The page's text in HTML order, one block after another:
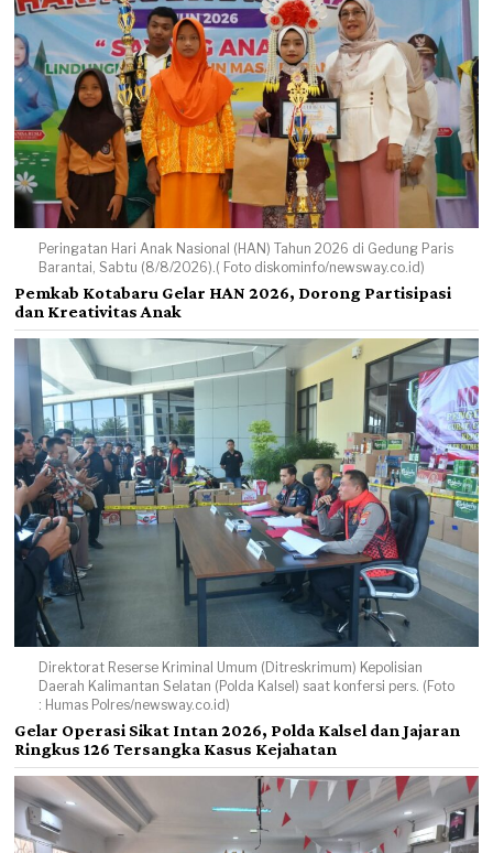
Peringatan Hari Anak Nasional (HAN) Tahun 2026 di Gedung Paris
Barantai, Sabtu (8/8/2026).( Foto diskominfo/newsway.co.id)
Pemkab Kotabaru Gelar HAN 2026, Dorong Partisipasi
dan Kreativitas Anak
Direktorat Reserse Kriminal Umum (Ditreskrimum) Kepolisian
Daerah Kalimantan Selatan (Polda Kalsel) saat konfersi pers. (Foto
: Humas Polres/newsway.co.id)
Gelar Operasi Sikat Intan 2026, Polda Kalsel dan Jajaran
Ringkus 126 Tersangka Kasus Kejahatan